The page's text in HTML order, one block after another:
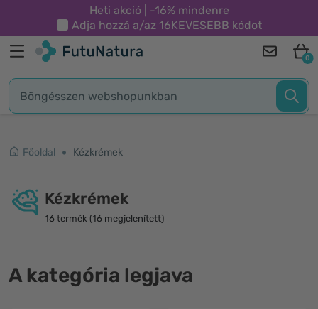
Heti akció | -16% mindenre
Adja hozzá a/az 16KEVESEBB kódot
0
Főoldal Kézkrémek
Kézkrémek
16 termék (16 megjelenített)
A kategória legjava